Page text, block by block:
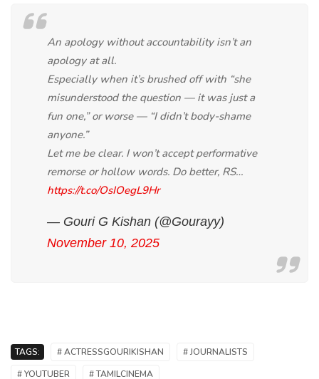
An apology without accountability isn’t an
apology at all.
Especially when it’s brushed off with “she
misunderstood the question — it was just a
fun one,” or worse — “I didn’t body-shame
anyone.”
Let me be clear. I won’t accept performative
remorse or hollow words. Do better, RS…
https://t.co/OsIOegL9Hr
— Gouri G Kishan (@Gourayy)
November 10, 2025
TAGS: # ACTRESSGOURIKISHAN
# JOURNALISTS
# YOUTUBER
# TAMILCINEMA